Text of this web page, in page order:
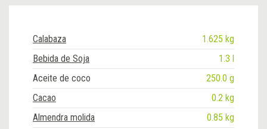
Calabaza
1.625 kg
Bebida de Soja
1.3 l
Aceite de coco
250.0 g
Cacao
0.2 kg
Almendra molida
0.85 kg